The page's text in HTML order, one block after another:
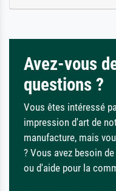
Avez-vous
questions ?
Vous êtes intéressé
impression d'art de
manufacture, mais
? Vous avez besoin
ou d'aide pour la